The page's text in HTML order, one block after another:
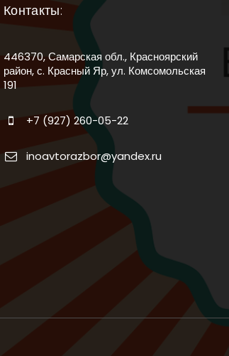
Контакты:
446370, Самарская обл., Красноярский
район, с. Красный Яр, ул. Комсомольская
191
+7 (927) 260-05-22
inoavtorazbor@yandex.ru